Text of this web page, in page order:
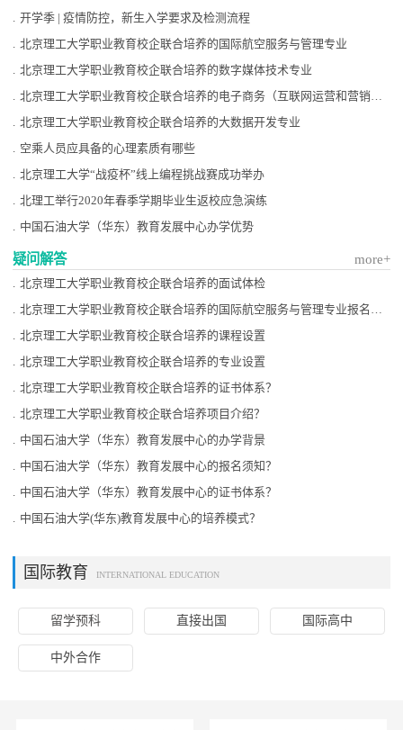
. 开学季 | 疫情防控，新生入学要求及检测流程
. 北京理工大学职业教育校企联合培养的国际航空服务与管理专业
. 北京理工大学职业教育校企联合培养的数字媒体技术专业
. 北京理工大学职业教育校企联合培养的电子商务（互联网运营和营销方向）专业
. 北京理工大学职业教育校企联合培养的大数据开发专业
. 空乘人员应具备的心理素质有哪些
. 北京理工大学“战疫杯”线上编程挑战赛成功举办
. 北理工举行2020年春季学期毕业生返校应急演练
. 中国石油大学（华东）教育发展中心办学优势
疑问解答 more+
. 北京理工大学职业教育校企联合培养的面试体检
. 北京理工大学职业教育校企联合培养的国际航空服务与管理专业报名条件？
. 北京理工大学职业教育校企联合培养的课程设置
. 北京理工大学职业教育校企联合培养的专业设置
. 北京理工大学职业教育校企联合培养的证书体系？
. 北京理工大学职业教育校企联合培养项目介绍？
. 中国石油大学（华东）教育发展中心的办学背景
. 中国石油大学（华东）教育发展中心的报名须知？
. 中国石油大学（华东）教育发展中心的证书体系？
. 中国石油大学(华东)教育发展中心的培养模式？
国际教育 INTERNATIONAL EDUCATION
留学预科 直接出国 国际高中
中外合作